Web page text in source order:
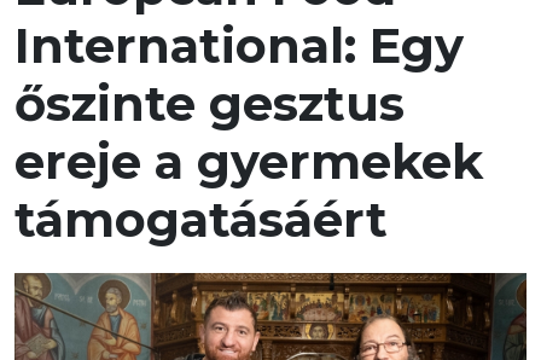
International: Egy
őszinte gesztus
ereje a gyermekek
támogatásáért